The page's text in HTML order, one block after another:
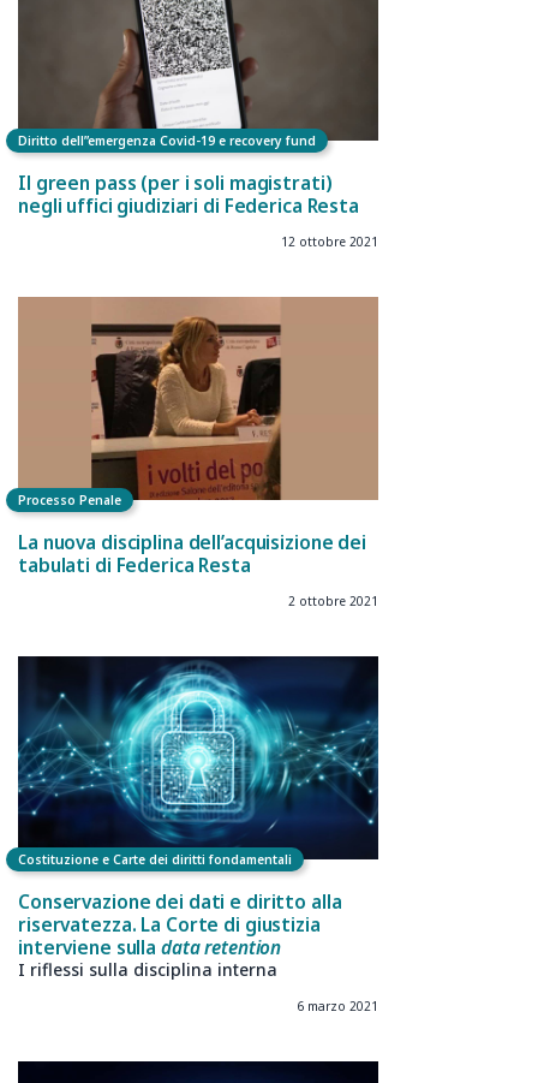
Diritto dell”emergenza Covid-19 e recovery fund
Il green pass (per i soli magistrati)
negli uffici giudiziari di Federica Resta
12 ottobre 2021
Processo Penale
La nuova disciplina dell’acquisizione dei
tabulati di Federica Resta
2 ottobre 2021
Costituzione e Carte dei diritti fondamentali
Conservazione dei dati e diritto alla
riservatezza. La Corte di giustizia
interviene sulla data retention
I riflessi sulla disciplina interna
6 marzo 2021